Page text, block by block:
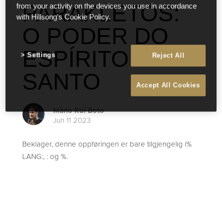
PARAKLETOS:
O PODER DO
ESPÍRITO
SANTO
Mário Rui Boto
Jun 11 2023
Beklager, denne oppføringen er bare tilgjengelig i%
LANG:, : og %.
from your activity on the devices you use in accordance
with Hillsong's Cookie Policy.
Reject All
Accept All Cookies
Settings